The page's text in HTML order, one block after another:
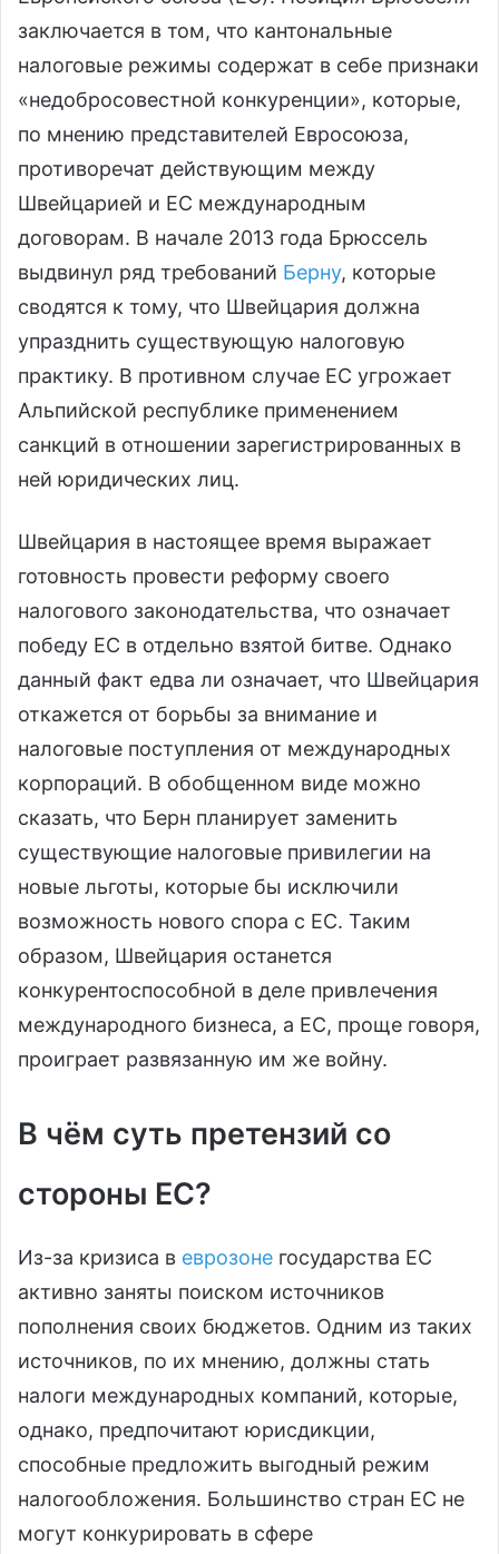
заключается в том, что кантональные
налоговые режимы содержат в себе признаки
«недобросовестной конкуренции», которые,
по мнению представителей Евросоюза,
противоречат действующим между
Швейцарией и ЕС международным
договорам. В начале 2013 года Брюссель
выдвинул ряд требований Берну, которые
сводятся к тому, что Швейцария должна
упразднить существующую налоговую
практику. В противном случае ЕС угрожает
Альпийской республике применением
санкций в отношении зарегистрированных в
ней юридических лиц.
Швейцария в настоящее время выражает
готовность провести реформу своего
налогового законодательства, что означает
победу ЕС в отдельно взятой битве. Однако
данный факт едва ли означает, что Швейцария
откажется от борьбы за внимание и
налоговые поступления от международных
корпораций. В обобщенном виде можно
сказать, что Берн планирует заменить
существующие налоговые привилегии на
новые льготы, которые бы исключили
возможность нового спора с ЕС. Таким
образом, Швейцария останется
конкурентоспособной в деле привлечения
международного бизнеса, а ЕС, проще говоря,
проиграет развязанную им же войну.
В чём суть претензий со
стороны ЕС?
Из-за кризиса в еврозоне государства ЕС
активно заняты поиском источников
пополнения своих бюджетов. Одним из таких
источников, по их мнению, должны стать
налоги международных компаний, которые,
однако, предпочитают юрисдикции,
способные предложить выгодный режим
налогообложения. Большинство стран ЕС не
могут конкурировать в сфере